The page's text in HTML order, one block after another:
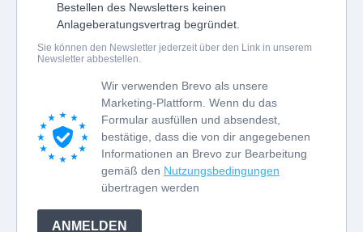
Bestellen des Newsletters keinen
Anlageberatungsvertrag begründet.
Sie können den Newsletter jederzeit über den Link in unserem
Newsletter abbestellen.
Wir verwenden Brevo als unsere
Marketing-Plattform. Wenn du das
Formular ausfüllen und absendest,
bestätige, dass die von dir angegebenen
Informationen an Brevo zur Bearbeitung
gemäß den Nutzungsbedingungen
übertragen werden
ANMELDEN